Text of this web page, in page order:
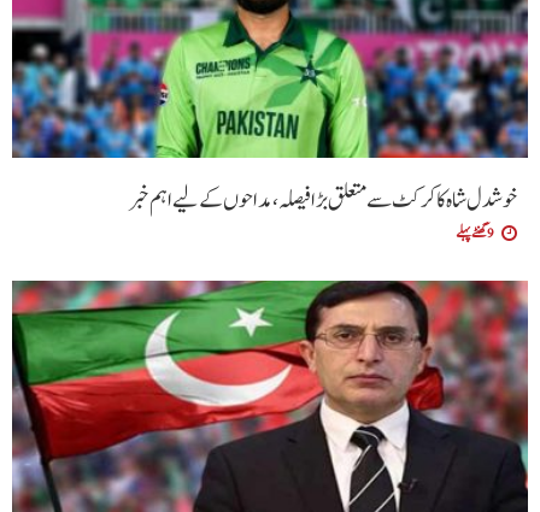
خوشدل شاہ کا کرکٹ سے متعلق بڑا فیصلہ، مداحوں کے لیے اہم خبر
9 گھنٹے پہلے